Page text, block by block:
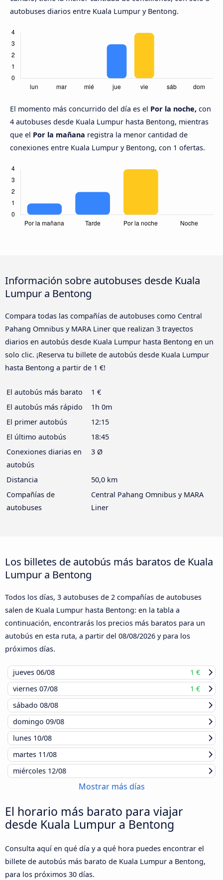
autobuses diarios entre Kuala Lumpur y Bentong.
El momento más concurrido del día es el Por la noche, con
4 autobuses desde Kuala Lumpur hasta Bentong, mientras
que el Por la mañana registra la menor cantidad de
conexiones entre Kuala Lumpur y Bentong, con 1 ofertas.
Información sobre autobuses desde Kuala
Lumpur a Bentong
Compara todas las compañías de autobuses como Central
Pahang Omnibus y MARA Liner que realizan 3 trayectos
diarios en autobús desde Kuala Lumpur hasta Bentong en un
solo clic. ¡Reserva tu billete de autobús desde Kuala Lumpur
hasta Bentong a partir de 1 €!
El autobús más barato
1 €
El autobús más rápido
1h 0m
El primer autobús
12:15
El último autobús
18:45
Conexiones diarias en
autobús
3 Ø
Distancia
50,0 km
Compañías de
autobuses
Central Pahang Omnibus y MARA
Liner
Los billetes de autobús más baratos de Kuala
Lumpur a Bentong
Todos los días, 3 autobuses de 2 compañías de autobuses
salen de Kuala Lumpur hasta Bentong: en la tabla a
continuación, encontrarás los precios más baratos para un
autobús en esta ruta, a partir del 08/08/2026 y para los
próximos días.
jueves 06/08
1 €
viernes 07/08
1 €
sábado 08/08
domingo 09/08
lunes 10/08
martes 11/08
miércoles 12/08
Mostrar más días
El horario más barato para viajar
desde Kuala Lumpur a Bentong
Consulta aquí en qué día y a qué hora puedes encontrar el
billete de autobús más barato de Kuala Lumpur a Bentong,
para los próximos 30 días.